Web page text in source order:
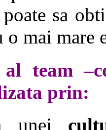
sa
mai mare
team
prin:
unei